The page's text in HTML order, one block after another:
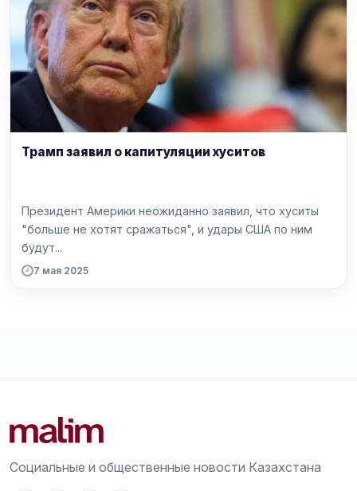
Трамп заявил о капитуляции хуситов
Президент Америки неожиданно заявил, что хуситы
"больше не хотят сражаться", и удары США по ним
будут...
7 мая 2025
Социальные и общественные новости Казахстана